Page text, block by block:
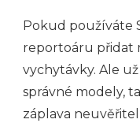
Pokud používáte
reportoáru přidat
vychytávky. Ale
správné modely,
záplava